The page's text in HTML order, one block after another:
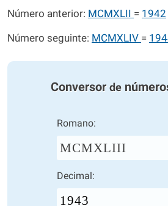
Número anterior: MCMXLII = 1942
Número seguinte: MCMXLIV =
Conversor de
Romano:
MCMXLIII
Decimal: